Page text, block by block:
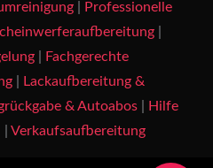
|
Professionelle
|
|
Fachgerechte
|
Lackaufbereitung &
& Autoabos|
Hilfe
Verkaufsaufbereitung